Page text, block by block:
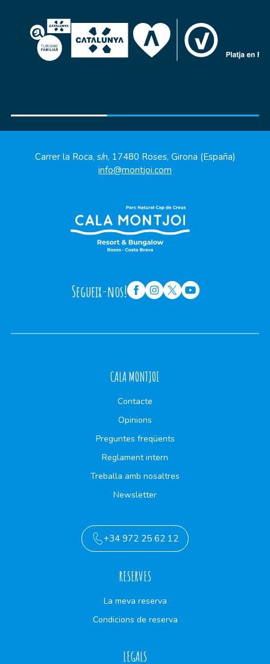
Carrer la Roca, s/n, 17480 Roses, Girona (España)
info@montjoi.com
Segueix-nos!
CALA MONTJOI
Contacte
Opinions
Preguntes freqüents
Reglament intern
Treballa amb nosaltres
Newsletter
+34 972 25 62 12
RESERVES
La meva reserva
Condicions de reserva
LEGALS